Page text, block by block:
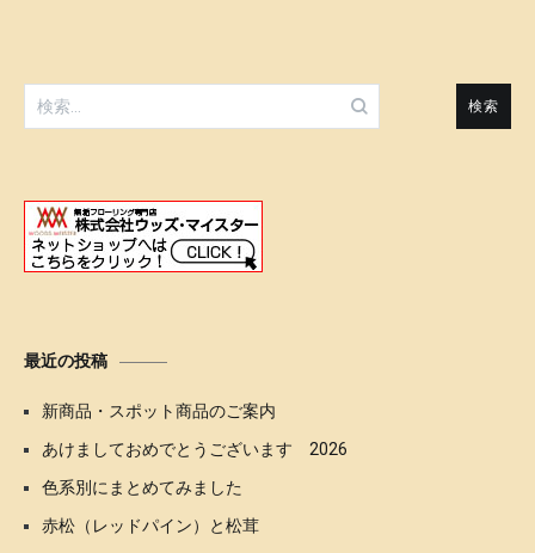
ー
シ
ン
検
索:
最近の投稿
新商品・スポット商品のご案内
あけましておめでとうございます 2026
色系別にまとめてみました
赤松（レッドパイン）と松茸